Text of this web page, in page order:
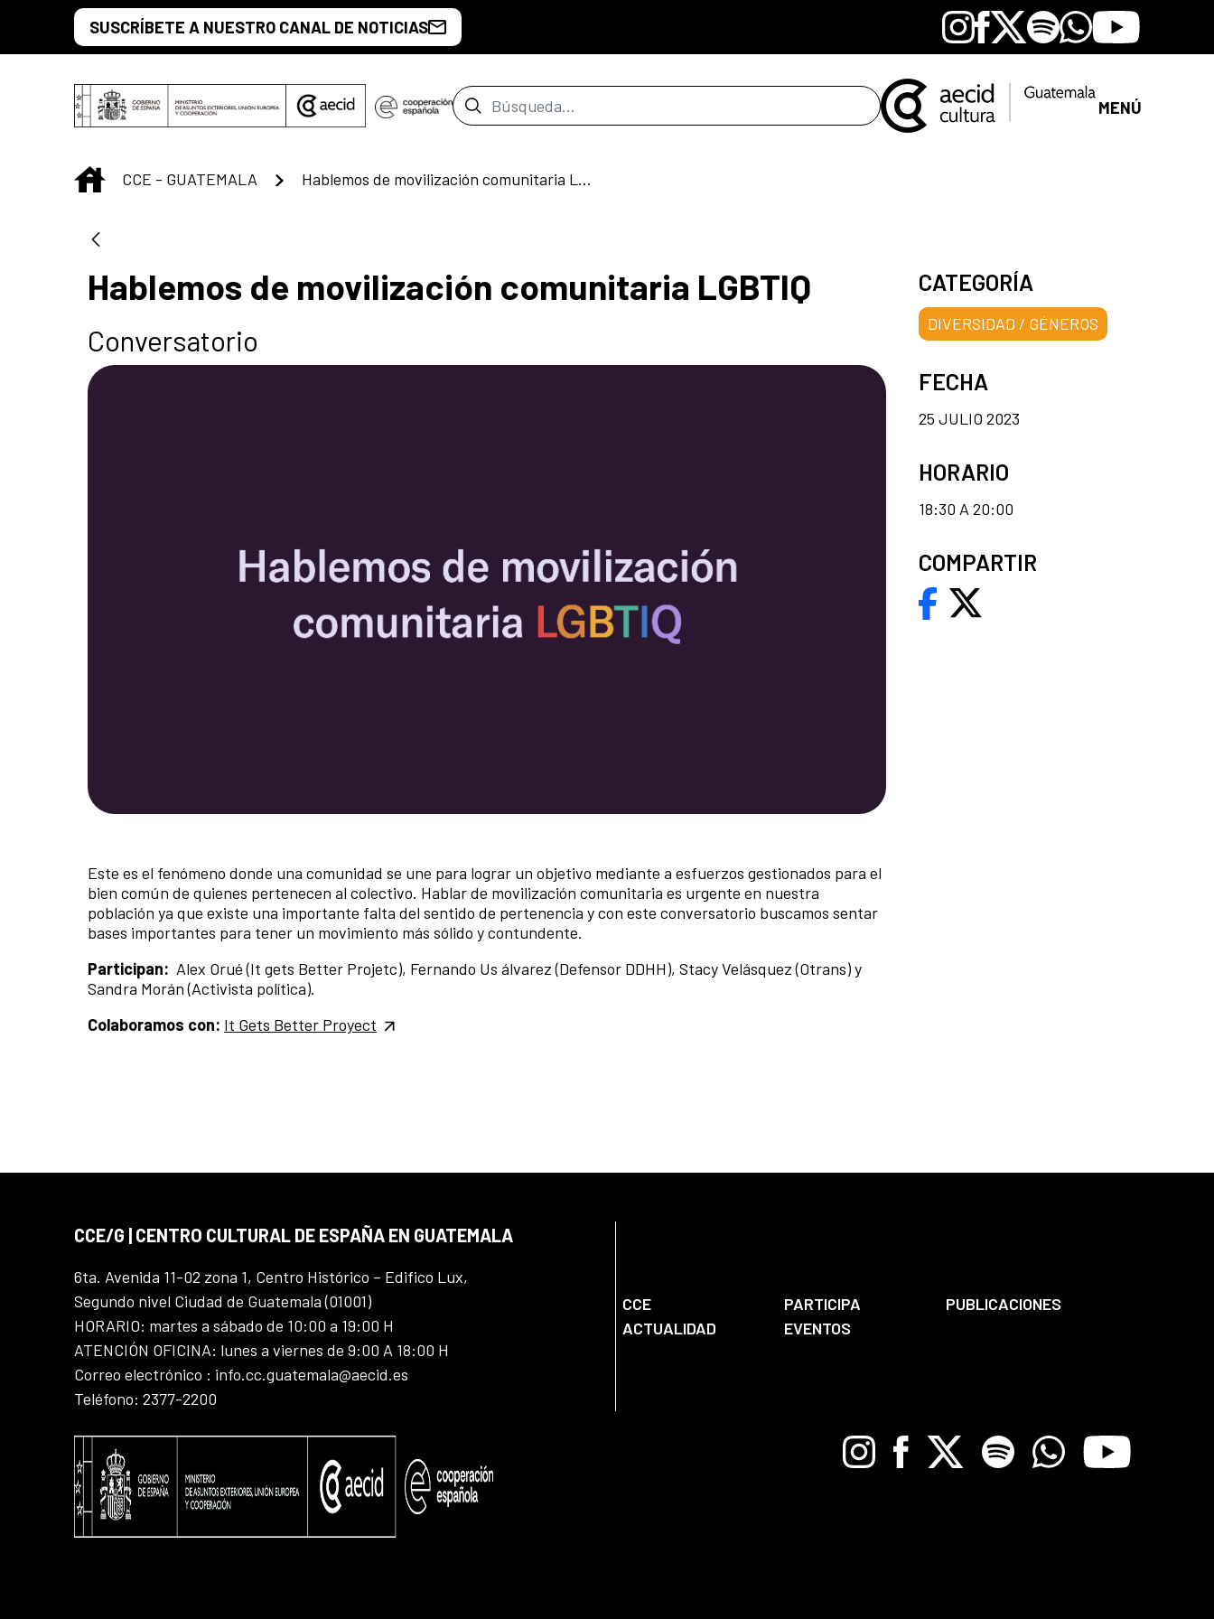
Saltar al contenido principal
SUSCRÍBETE A NUESTRO CANAL DE NOTICIAS Instagram
Facebook
X SpotifyWhatsapp
Youtube
Barra de búsqueda MENÚ
INICIO
CCE - GUATEMALA Hablemos de movilización comunitaria LGBTIQ
Hablemos de movilización comunitaria LGBTIQ
Conversatorio
Este es el fenómeno donde una comunidad se une para lograr un objetivo mediante a esfuerzos gestionados para el
bien común de quienes pertenecen al colectivo. Hablar de movilización comunitaria es urgente en nuestra
población ya que existe una importante falta del sentido de pertenencia y con este conversatorio buscamos sentar
bases importantes para tener un movimiento más sólido y contundente.
Participan: Alex Orué (It gets Better Projetc), Fernando Us álvarez (Defensor DDHH), Stacy Velásquez (Otrans) y
Sandra Morán (Activista política).
Colaboramos con: It Gets Better Proyect
CATEGORÍA
DIVERSIDAD / GÉNEROS
FECHA
25 JULIO 2023
HORARIO
18:30 A 20:00
COMPARTIR
CCE/G | CENTRO CULTURAL DE ESPAÑA EN GUATEMALA
6ta. Avenida 11-02 zona 1, Centro Histórico – Edifico Lux,
Segundo nivel Ciudad de Guatemala (01001)
HORARIO: martes a sábado de 10:00 a 19:00 H
ATENCIÓN OFICINA: lunes a viernes de 9:00 A 18:00 H
Correo electrónico : info.cc.guatemala@aecid.es
Teléfono: 2377-2200
CCE PARTICIPA
PUBLICACIONES
ACTUALIDAD
EVENTOS
InstagramFacebook
X Spotify WhatsappYoutube